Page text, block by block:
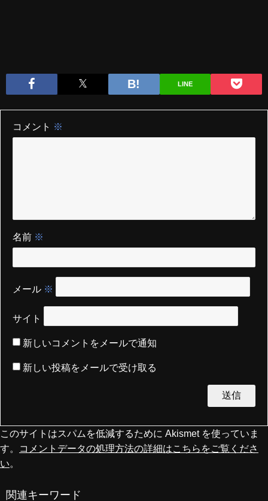
LINE
コメント ※
名前 ※
メール ※
サイト
新しいコメントをメールで通知
新しい投稿をメールで受け取る
このサイトはスパムを低減するために Akismet を使っていま
す。
コメントデータの処理方法の詳細はこちらをご覧くださ
い
関連キーワード